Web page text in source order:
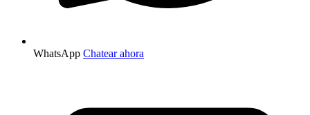
WhatsApp Chatear ahora